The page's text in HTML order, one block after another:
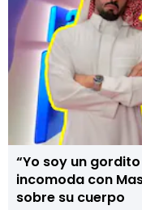
“Yo soy un
incomoda con
sobre su cuerpo